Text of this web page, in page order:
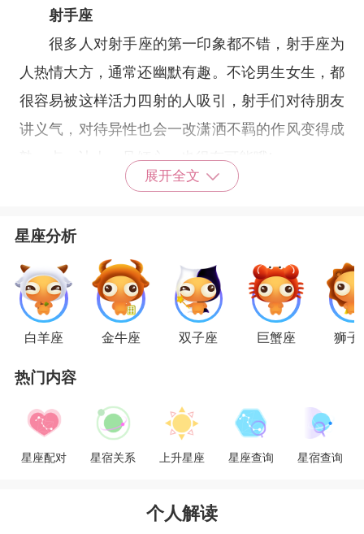
射手座
很多人对射手座的第一印象都不错，射手座为
人热情大方，通常还幽默有趣。不论男生女生，都
很容易被这样活力四射的人吸引，射手们对待朋友
讲义气，对待异性也会一改潇洒不羁的作风变得成
熟一点。让人一见倾心，也很有可能哦!
星座乐原创文章，转载需注明出处
展开全文
星座分析
白羊座 金牛座 双子座 巨蟹座 狮子
热门内容
星座配对 星宿关系 上升星座 星座查询 星宿查询
个人解读